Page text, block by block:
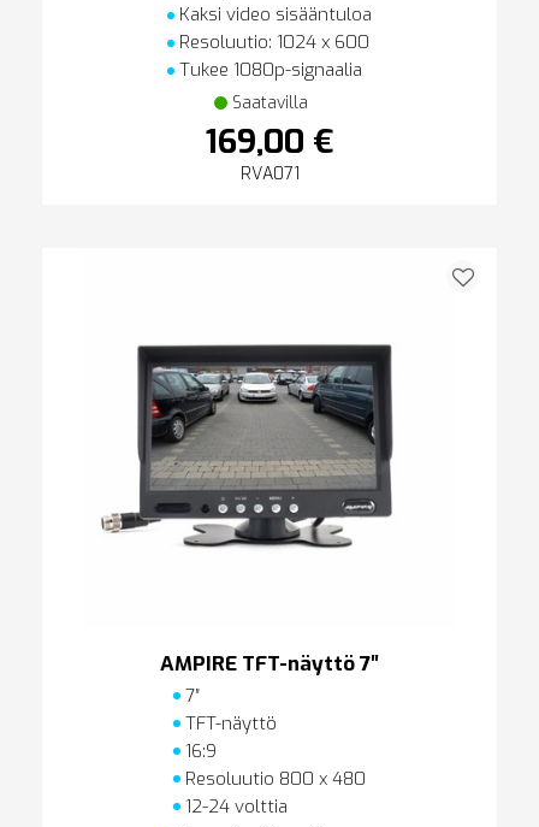
Kaksi video sisääntuloa
Resoluutio: 1024 x 600
Tukee 1080p-signaalia
Saatavilla
169,00 €
RVA071
AMPIRE TFT-näyttö 7″
7″
TFT-näyttö
16:9
Resoluutio 800 x 480
12-24 volttia